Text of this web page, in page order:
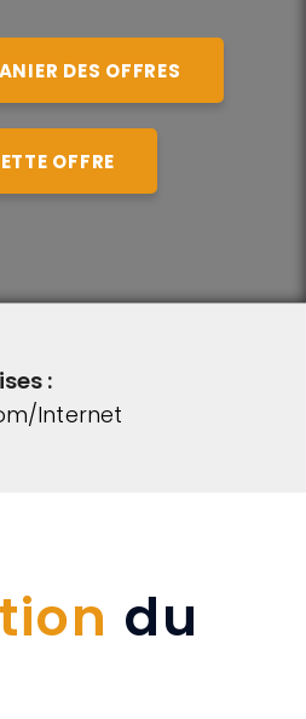
DES OFFRES
OFFRE
:
Internet
du